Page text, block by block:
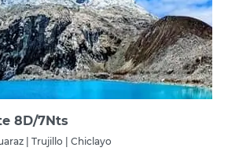
8D/7Nts
| Trujillo |
Chiclayo